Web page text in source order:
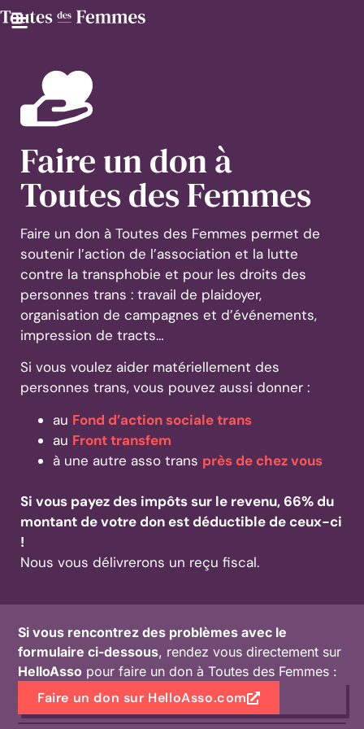
Faire un don à
Toutes des Femmes
Faire un don à Toutes des Femmes permet de
soutenir l’action de l’association et la lutte
contre la transphobie et pour les droits des
personnes trans : travail de plaidoyer,
organisation de campagnes et d’événements,
impression de tracts…
Si vous voulez aider matériellement des
personnes trans, vous pouvez aussi donner :
au Fond d’action sociale trans
au Front transfem
à une autre asso trans près de chez vous
Si vous payez des impôts sur le revenu, 66% du
montant de votre don est déductible de ceux-ci
!
Nous vous délivrerons un reçu fiscal.
Si vous rencontrez des problèmes avec le
formulaire ci-dessous, rendez vous directement sur
HelloAsso pour faire un don à Toutes des Femmes :
Faire un don sur HelloAsso.com